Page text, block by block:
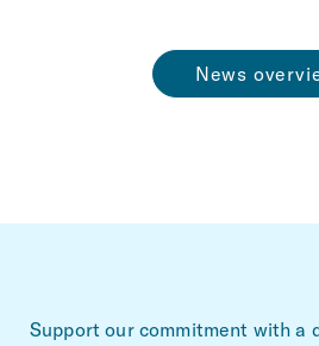
News
Support our commitment with a